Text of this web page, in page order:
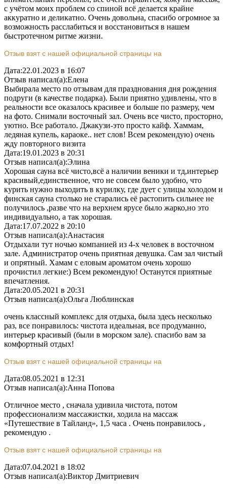
с учётом моих проблем со спиной всё делается крайне
аккуратно и деликатно. Очень довольна, спасибо огромное за
возможность расслабиться и восстановиться в нашем
быстротечном ритме жизни.
Отзыв взят с нашей официальной страницы на
Дата:22.01.2023 в 16:07
Отзыв написал(а):Елена
Выбирала место по отзывам для празднования дня рождения
подруги (в качестве подарка). Были приятно удивлены, что в
реальности все оказалось красивее и больше по размеру, чем
на фото. Снимали восточный зал. Очень все чисто, просторно,
уютно. Все работало. Джакузи-это просто кайф. Хаммам,
ледяная купель, караоке.. нет слов! Всем рекомендую) очень
жду повторного визита
Дата:19.01.2023 в 20:31
Отзыв написал(а):Элина
Хорошая сауна всё чисто,всё а наличии веники и тд,интерьер
красивый,единственное, что не совсем было удобно, что
курить нужно выходить в курилку, где дует с улицы холодом и
финская сауна столько не старались её растопить сильнее не
получилось ,разве что на верхнем ярусе было жарко,но это
индивидуально, а так хорошая.
Дата:17.07.2022 в 20:10
Отзыв написал(а):Анастасия
Отдыхали тут ночью компанией из 4-х человек в восточном
зале. Администратор очень приятная девушка. Сам зал чистый
и опрятный. Хамам с еловым ароматом очень хорошо
прочистил легкие:) Всем рекомендую! Останутся приятные
впечатления.
Дата:20.05.2021 в 20:31
Отзыв написал(а):Ольга Люблинская
очень классный комплекс для отдыха, была здесь несколько
раз, все понравилось: чистота идеальная, все продуманно,
интерьер красивый (были в морском зале). спасибо вам за
комфортный отдых!
Отзыв взят с нашей официальной страницы на
Дата:08.05.2021 в 12:31
Отзыв написал(а):Анна Попова
Отличное место , сначала удивила чистота, потом
профессионализм массажистки, ходила на массаж
«Путешествие в Тайланд», 1,5 часа . Очень понравилось ,
рекомендую .
Отзыв взят с нашей официальной страницы на
Дата:07.04.2021 в 18:02
Отзыв написал(а):Виктор Дмитриевич